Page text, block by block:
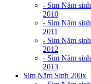
- Sim Năm sinh
2010
- Sim Năm sinh
2011
- Sim Năm sinh
2012
- Sim Năm sinh
2013
Sim Năm Sinh 200x